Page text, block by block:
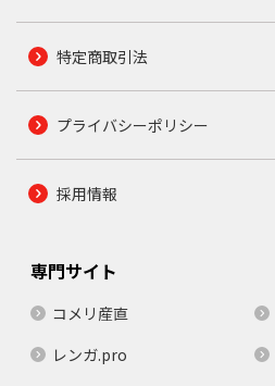
特定商取引法
プライバシーポリシー
採用情報
専門サイト
コメリ産直
レンガ.pro